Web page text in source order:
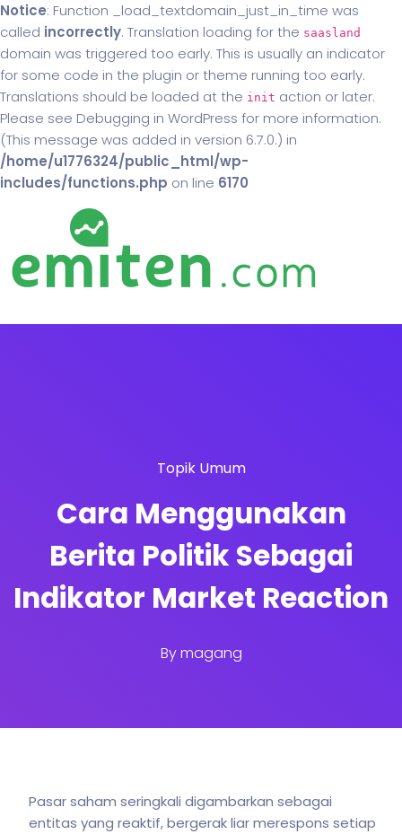
Notice: Function _load_textdomain_just_in_time was
called incorrectly. Translation loading for the saasland
domain was triggered too early. This is usually an indicator
for some code in the plugin or theme running too early.
Translations should be loaded at the init action or later.
Please see Debugging in WordPress for more information.
(This message was added in version 6.7.0.) in
/home/u1776324/public_html/wp-
includes/functions.php on line 6170
Topik Umum
Cara Menggunakan
Berita Politik Sebagai
Indikator Market Reaction
Bymagang
Pasar saham seringkali digambarkan sebagai
entitas yang reaktif, bergerak liar merespons setiap